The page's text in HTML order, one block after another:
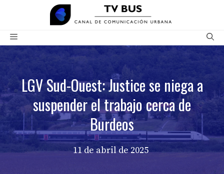
contenido
Menú
LGV Sud-Ouest: Justice se niega a
suspender el trabajo cerca de
Burdeos
11 de abril de 2025